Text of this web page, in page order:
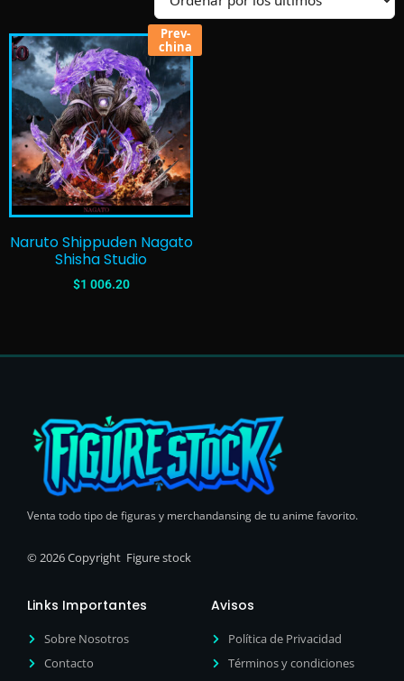
Prev-
china
Naruto Shippuden Nagato
Shisha Studio
$1 006.20
Venta todo tipo de figuras y merchandansing de tu anime favorito.
© 2026 Copyright Figure stock
Links Importantes
Sobre Nosotros
Contacto
Avisos
Política de Privacidad
Términos y condiciones